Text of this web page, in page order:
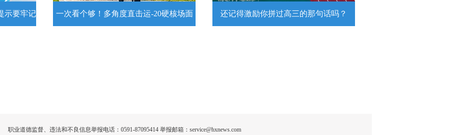
示要牢记 一次看个够！多角度直击运-20硬核场面 还记得激励你拼过高三的那句话吗？
职业道德监督、违法和不良信息举报电话：0591-87095414 举报邮箱：service@hxnews.com